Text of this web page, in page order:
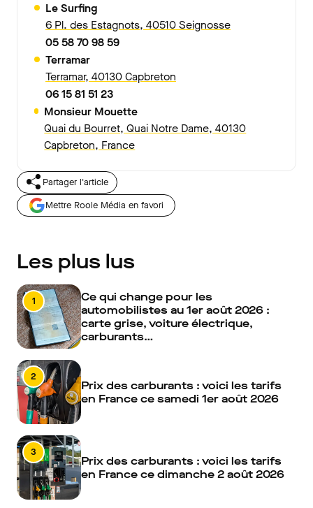
Le Surfing
6 Pl. des Estagnots, 40510 Seignosse
05 58 70 98 59
Terramar
Terramar, 40130 Capbreton
06 15 81 51 23
Monsieur Mouette
Quai du Bourret, Quai Notre Dame, 40130
Capbreton, France
Partager l'article
Mettre Roole Média en favori
Les plus lus
1
Ce qui change pour les
automobilistes au 1er août 2026 :
carte grise, voiture électrique,
carburants…
2
Prix des carburants : voici les tarifs
en France ce samedi 1er août 2026
3
Prix des carburants : voici les tarifs
en France ce dimanche 2 août 2026